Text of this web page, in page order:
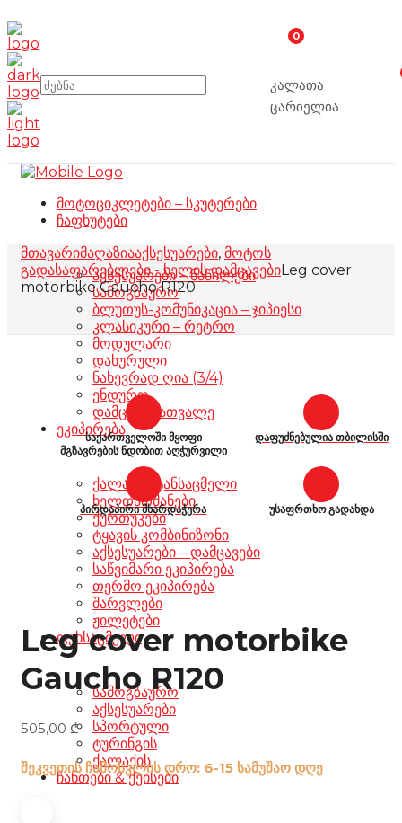
0
კალათა
ცარიელია
მოტოციკლეტები – სკუტერები
ჩაფხუტები
აქსესუარები – ნაწილები
სამოგზაურო
ბლუთუს-კომუნიკაცია – ჯიპიესი
კლასიკური – რეტრო
მოდულარი
დახურული
ნახევრად ღია (3/4)
ენდურო
დამცავი სათვალე
ეკიპირება
ქალაქის ტანსაცმელი
ხელთათმანები
ქურთუკები
ტყავის კომბინიზონი
აქსესუარები – დამცავები
საწვიმარი ეკიპირება
თერმო ეკიპირება
შარვლები
ჟილეტები
ფეხსაცმელი
სამოგზაურო
აქსესუარები
სპორტული
ტურინგის
ქალაქის
ჩანთები & ქეისები
მთავარიმაღაზიააქსესუარები, მოტოს
გადასაფარებლები - ხელის დამცავებიLeg cover
motorbike Gaucho R120
საქართველოში მყოფი
მგზავრების ნდობით აღჭურვილი
დაფუძნებულია თბილისში
პირდაპირი მხარდაჭერა უსაფრთხო გადახდა
Leg cover motorbike
Gaucho R120
505,00 ₾
შეკვეთის ჩამოსვლის დრო: 6-15 სამუშაო დღე